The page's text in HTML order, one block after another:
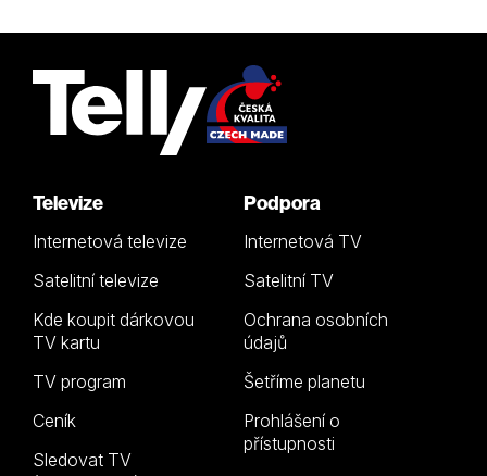
Televize
Internetová televize
Satelitní televize
Kde koupit dárkovou
TV kartu
TV program
Ceník
Sledovat TV
Podpora
Internetová TV
Satelitní TV
Ochrana osobních
údajů
Šetříme planetu
Prohlášení o
přístupnosti